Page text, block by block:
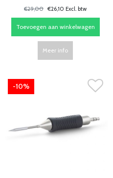
€29,00 €26,10 Excl. btw
Toevoegen aan winkelwagen
Meer info
-10%